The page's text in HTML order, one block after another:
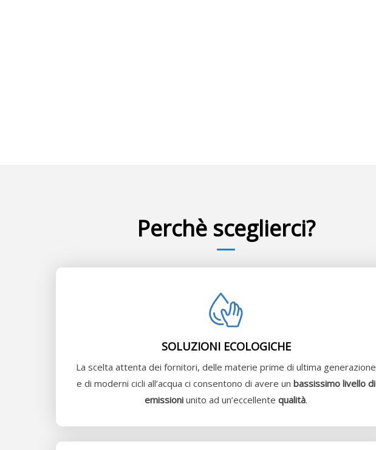
Perchè sceglierci?
SOLUZIONI ECOLOGICHE
La scelta attenta dei fornitori, delle materie prime di ultima generazione
e di moderni cicli all’acqua ci consentono di avere un bassissimo livello di
emissioni unito ad un’eccellente qualità.